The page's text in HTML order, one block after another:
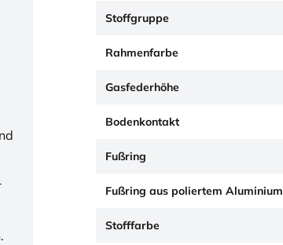
Stoffgruppe
Rahmenfarbe
Gasfederhöhe
Bodenkontakt
Fußring
Fußring aus poliertem Aluminium
Stofffarbe